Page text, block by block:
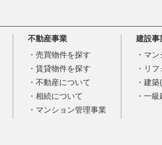
不動産事業
売買物件を探す
賃貸物件を探す
不動産について
相続について
マンション管理事業
建設事
マン
リ
建築
一級